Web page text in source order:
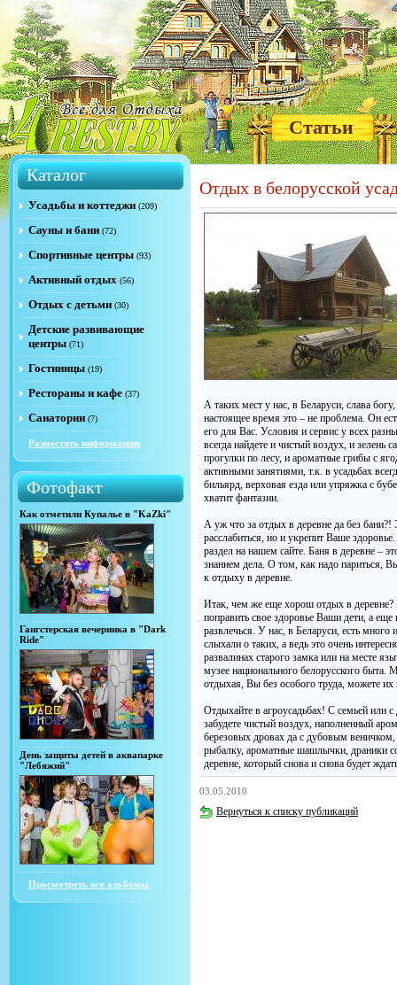
Статьи
Каталог
Усадьбы и коттеджи (209)
Сауны и бани (72)
Спортивные центры (93)
Активный отдых (56)
Отдых с детьми (30)
Детские развивающие
центры (71)
Гостиницы (19)
Рестораны и кафе (37)
Санатории (7)
Разместить информацию
Фотофакт
Как отметили Купалье в "KaZki"
Гангстерская вечеринка в "Dark
Ride"
День защиты детей в аквапарке
"Лебяжий"
Просмотреть все альбомы
Отдых в белорусской
А таких мест у нас, в Беларуси, слава
настоящее время это – не проблема. Он
его для Вас. Условия и сервис у всех
всегда найдете и чистый воздух, и
прогулки по лесу, и ароматные грибы с
активными занятиями, т.к. в усадьбах
бильярд, верховая езда или упряжка с
хватит фантазии.
А уж что за отдых в деревне да без
расслабиться, но и укрепит Ваше
раздел на нашем сайте. Баня в деревне –
знанием дела. О том, как надо париться,
к отдыху в деревне.
Итак, чем же еще хорош отдых в деревне?
поправить свое здоровье Ваши дети, а
развлечься. У нас, в Беларуси, есть
слыхали о таких, а ведь это очень
развалинах старого замка или на месте
музее национального белорусского
отдыхая, Вы без особого труда, можете их
Отдыхайте в агроусадьбах! С семьей
забудете чистый воздух, наполненный
березовых дровах да с дубовым
рыбалку, ароматные шашлычки, драники
деревне, который снова и снова будет
03.05.2010
Вернуться к списку публикаций